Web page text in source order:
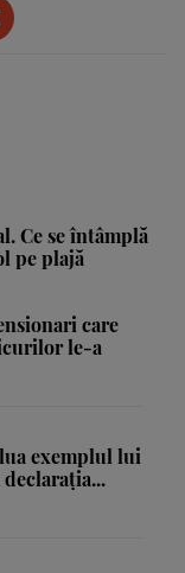
Ce se întâmplă
pe plajă
care
le-a
exemplul lui